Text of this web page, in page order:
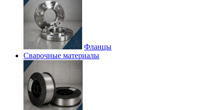
Фланцы
Сварочные материалы